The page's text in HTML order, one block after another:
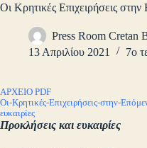
Οι Κρητικές Επιχειρήσεις
Press Room Cretan
13 Απριλίου 2021
7ο
ΑΡΧΕΙΟ PDF
Οι-Κρητικές-Επιχειρήσεις-στην-
ευκαιρίες
Προκλήσεις και ευκαιρίες